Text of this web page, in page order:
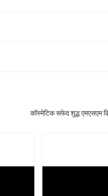
कॉस्मेटिक सफेद शुद्ध एमएसएम